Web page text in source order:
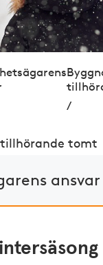
/
tomt
ansvar